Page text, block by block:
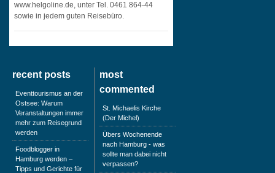
www.helgoline.de, unter Tel. 0461 864-44
sowie in jedem guten Reisebüro.
recent posts
Eventtourismus an der
Ostsee: Warum
Veranstaltungen immer
mehr zum Reisegrund
werden
Foodblogger in
Hamburg werden –
Tipps und Gerichte für
most
commented
St. Michaelis Kirche
(Der Michel)
Übers Wochenende
nach Hamburg - was
sollte man dabei nicht
verpassen?